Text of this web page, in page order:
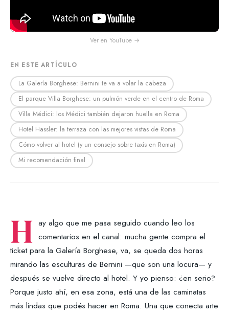
Ver en YouTube →
EN ESTE ARTÍCULO
La Galería Borghese: Bernini te va a volar la cabeza
El parque Villa Borghese: un pulmón verde en el centro de Roma
Villa Médici: los Médici también dejaron huella en Roma
Hotel Hassler: la terraza con las mejores vistas de Roma
Cómo volver al hotel (y un consejo sobre taxis en Roma)
Mi recomendación final
H ay algo que me pasa seguido cuando leo los
comentarios en el canal: mucha gente compra el
ticket para la Galería Borghese, va, se queda dos horas
mirando las esculturas de Bernini —que son una locura— y
después se vuelve directo al hotel. Y yo pienso: ¿en serio?
Porque justo ahí, en esa zona, está una de las caminatas
más lindas que podés hacer en Roma. Una que conecta arte